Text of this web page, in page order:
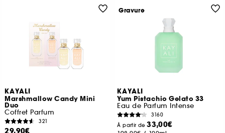
KAYALI
Marshmallow Candy Mini
Duo
Coffret Parfum
321
29,90€
KAYALI
Yum Pistachio Gelato 33
Eau de Parfum Intense
3160
À partir de33,00€
Gravure